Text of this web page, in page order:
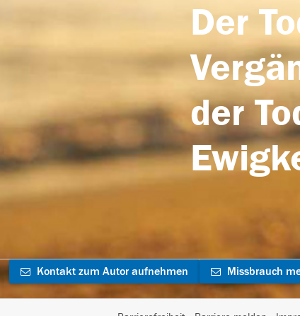
Der
der
Kontakt zum Autor aufnehmen Missbrauch